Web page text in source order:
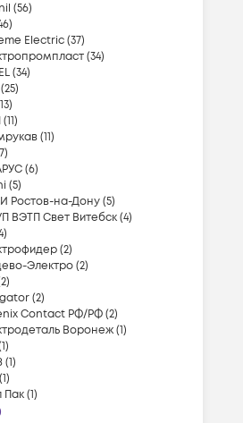
(56)
)
Electric(37)
(34)
(34)
(25)
13)
(11)
(11)
7)
(6)
(5)
Ростов-на-Дону(5)
ВЭТП Свет Витебск(4)
)
(2)
Электро(2)
2)
(2)
Contact РФ/РФ(2)
Воронеж(1)
1)
(1)
(1)
Пак(1)